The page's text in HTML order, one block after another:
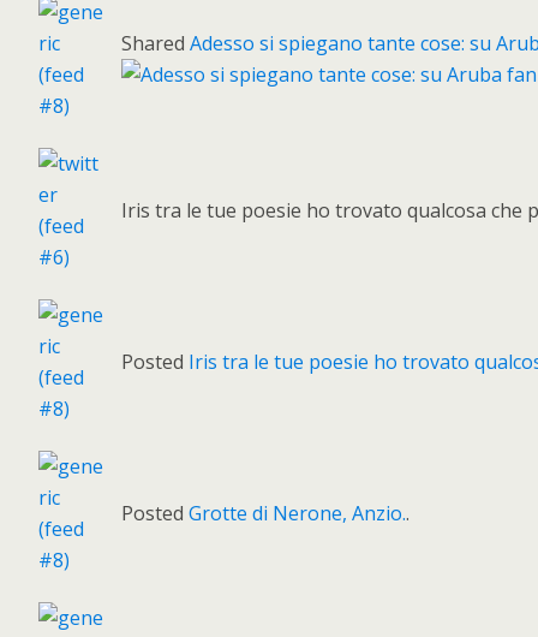
Shared Adesso si spiegano tante cose: su
Iris tra le tue poesie ho trovato qualcosa che
Posted Iris tra le tue poesie ho trovato
Posted Grotte di Nerone, Anzio..